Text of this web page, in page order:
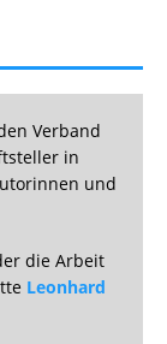
Verband
in
und
die Arbeit
Leonhard